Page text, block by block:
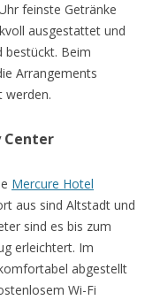
feinste Getränke
ausgestattet und
bestückt. Beim
Arrangements
werden.
Center
Mercure Hotel
aus sind Altstadt und
sind es bis zum
erleichtert. Im
abgestellt
Wi-Fi